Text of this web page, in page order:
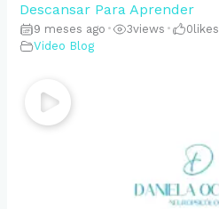
Descansar Para Aprender
9 meses ago • 3views • 0likes
Video Blog